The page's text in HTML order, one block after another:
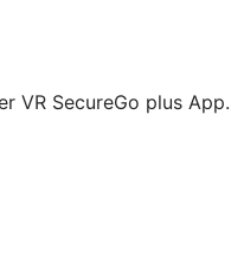
VR SecureGo plus